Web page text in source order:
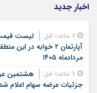
اخبار جدید
لیست
آپارتمان ۲ خوابه در
مردادماه ۱۴۰۵
جزئیات عرضه سهام اعلام